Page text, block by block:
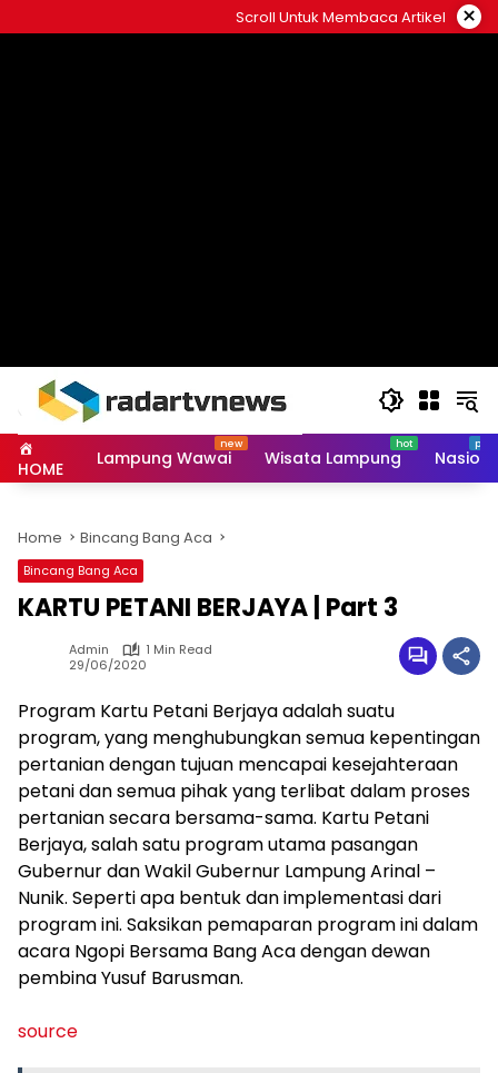
to
Scroll Untuk Membaca Artikel ×
HOME Lampung Wawai Wisata Lampung
Home Bincang Bang Aca
Bincang Bang Aca
KARTU PETANI BERJAYA | Part 3
Admin
1 Min Read
29/06/2020
Program Kartu Petani Berjaya adalah suatu
program, yang menghubungkan semua kepentingan
pertanian dengan tujuan mencapai kesejahteraan
petani dan semua pihak yang terlibat dalam proses
pertanian secara bersama-sama. Kartu Petani
Berjaya, salah satu program utama pasangan
Gubernur dan Wakil Gubernur Lampung Arinal –
Nunik. Seperti apa bentuk dan implementasi dari
program ini. Saksikan pemaparan program ini dalam
acara Ngopi Bersama Bang Aca dengan dewan
pembina Yusuf Barusman.
source